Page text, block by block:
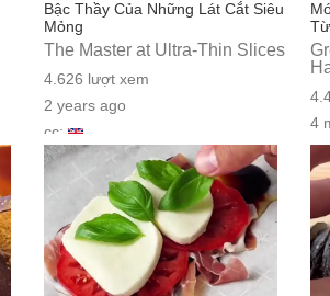
Bậc Thầy Của Những Lát Cắt Siêu
Mỏng
The Master at Ultra-Thin Slices
4.626 lượt xem
2 years ago
cc:
4